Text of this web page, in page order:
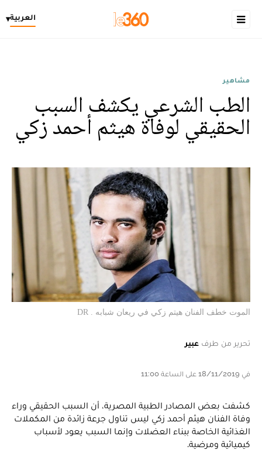
العربية▾
مشاهير
الطب الشرعي يكشف السبب
الحقيقي لوفاة هيثم أحمد زكي
الموت خطف الفنان هيتم زكي في ريعان شبابه . DR
تحرير من طرف عبير
في 18/11/2019 على الساعة 11:00
كشفت بعض المصادر الطبية المصرية، أن السبب الحقيقي وراء
وفاة الفنان هيثم أحمد زكي ليس تناول جرعة زائدة من المكملات
الغذائية الخاصة ببناء العضلات وإنما السبب يعود لأسباب
كيميائية ومرضية.